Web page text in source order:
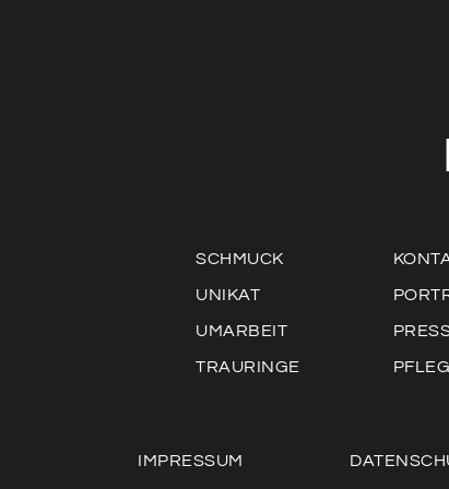
SCHMUCK
UNIKAT
UMARBEIT
TRAURINGE
IMPRESSUM